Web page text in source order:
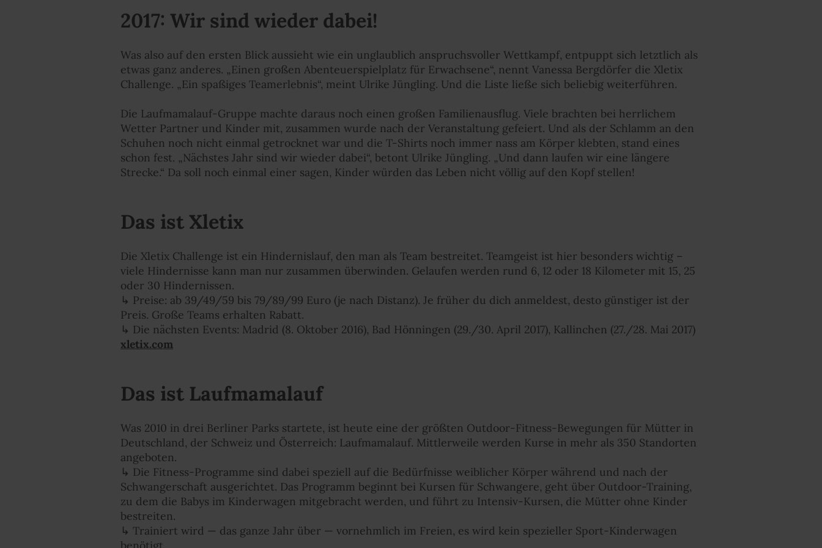
2017: Wir sind wieder dabei!
Was also auf den ersten Blick aussieht wie ein unglaublich anspruchsvoller Wettkampf, entpuppt sich letztlich als
etwas ganz anderes. „Einen großen Abenteuerspielplatz für Erwachsene“, nennt Vanessa Bergdörfer die Xletix
Challenge. „Ein spaßiges Teamerlebnis“, meint Ulrike Jüngling. Und die Liste ließe sich beliebig weiterführen.
Die Laufmamalauf-Gruppe machte daraus noch einen großen Familienausflug. Viele brachten bei herrlichem
Wetter Partner und Kinder mit, zusammen wurde nach der Veranstaltung gefeiert. Und als der Schlamm an den
Schuhen noch nicht einmal getrocknet war und die T-Shirts noch immer nass am Körper klebten, stand eines
schon fest. „Nächstes Jahr sind wir wieder dabei“, betont Ulrike Jüngling. „Und dann laufen wir eine längere
Strecke.“ Da soll noch einmal einer sagen, Kinder würden das Leben nicht völlig auf den Kopf stellen!
Das ist Xletix
Die Xletix Challenge ist ein Hindernislauf, den man als Team bestreitet. Teamgeist ist hier besonders wichtig –
viele Hindernisse kann man nur zusammen überwinden. Gelaufen werden rund 6, 12 oder 18 Kilometer mit 15, 25
oder 30 Hindernissen.
↳ Preise: ab 39/49/59 bis 79/89/99 Euro (je nach Distanz). Je früher du dich anmeldest, desto günstiger ist der
Preis. Große Teams erhalten Rabatt.
↳ Die nächsten Events: Madrid (8. Oktober 2016), Bad Hönningen (29./30. April 2017), Kallinchen (27./28. Mai 2017)
xletix.com
Das ist Laufmamalauf
Was 2010 in drei Berliner Parks startete, ist heute eine der größten Outdoor-Fitness-Bewegungen für Mütter in
Deutschland, der Schweiz und Österreich: Laufmamalauf. Mittlerweile werden Kurse in mehr als 350 Standorten
angeboten.
↳ Die Fitness-Programme sind dabei speziell auf die Bedürfnisse weiblicher Körper während und nach der
Schwangerschaft ausgerichtet. Das Programm beginnt bei Kursen für Schwangere, geht über Outdoor-Training,
zu dem die Babys im Kinderwagen mitgebracht werden, und führt zu Intensiv-Kursen, die Mütter ohne Kinder
bestreiten.
↳ Trainiert wird — das ganze Jahr über — vornehmlich im Freien, es wird kein spezieller Sport-Kinderwagen